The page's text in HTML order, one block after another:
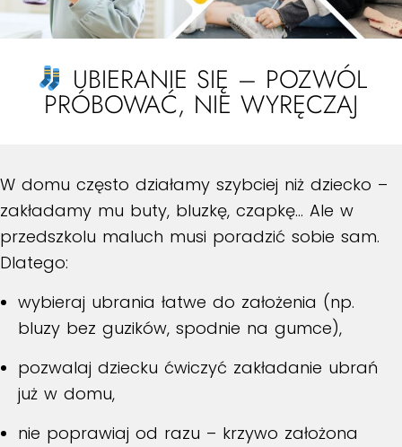
UBIERANIE SIĘ – POZWÓL
PRÓBOWAĆ, NIE WYRĘCZAJ
W domu często działamy szybciej niż dziecko –
zakładamy mu buty, bluzkę, czapkę… Ale w
przedszkolu maluch musi poradzić sobie sam.
Dlatego:
wybieraj ubrania łatwe do założenia (np.
bluzy bez guzików, spodnie na gumce),
pozwalaj dziecku ćwiczyć zakładanie ubrań
już w domu,
nie poprawiaj od razu – krzywo założona